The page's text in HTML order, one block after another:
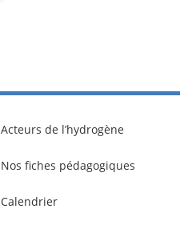
Acteurs de l’hydrogène
Nos fiches pédagogiques
Calendrier